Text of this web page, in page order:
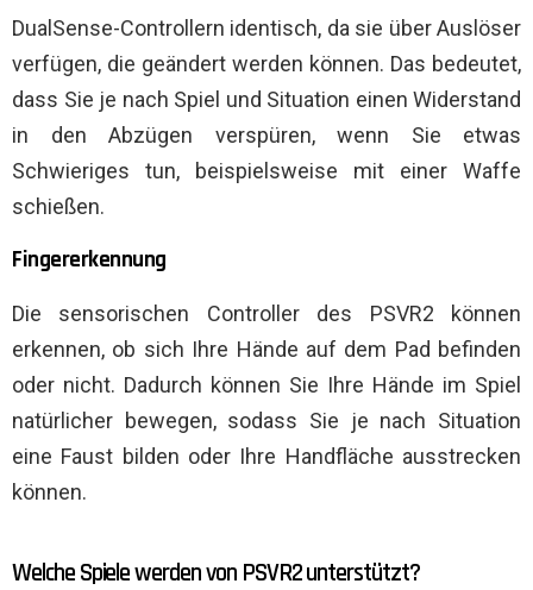
DualSense-Controllern identisch, da sie über Auslöser
verfügen, die geändert werden können. Das bedeutet,
dass Sie je nach Spiel und Situation einen Widerstand
in den Abzügen verspüren, wenn Sie etwas
Schwieriges tun, beispielsweise mit einer Waffe
schießen.
Fingererkennung
Die sensorischen Controller des PSVR2 können
erkennen, ob sich Ihre Hände auf dem Pad befinden
oder nicht. Dadurch können Sie Ihre Hände im Spiel
natürlicher bewegen, sodass Sie je nach Situation
eine Faust bilden oder Ihre Handfläche ausstrecken
können.
Welche Spiele werden von PSVR2 unterstützt?